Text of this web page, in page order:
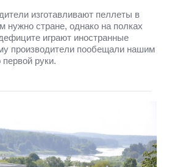
изготавливают пеллеты в
нужно стране, однако на полках
играют иностранные
производители пообещали нашим
руки.